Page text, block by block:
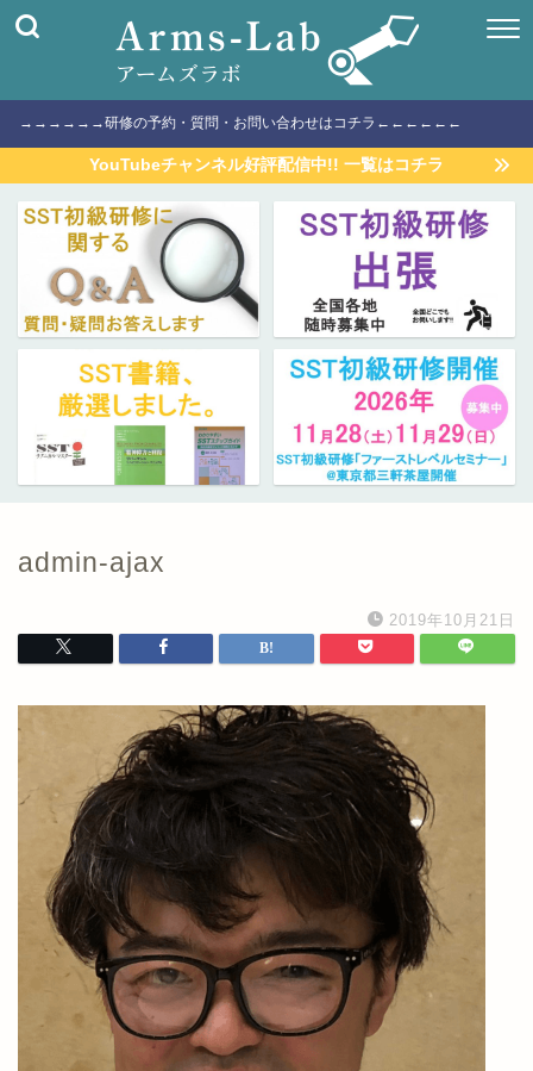
→→→→→→研修の予約・質問・お問い合わせはコチラ←←←←←←
YouTubeチャンネル好評配信中!! 一覧はコチラ
admin-ajax
2019年10月21日